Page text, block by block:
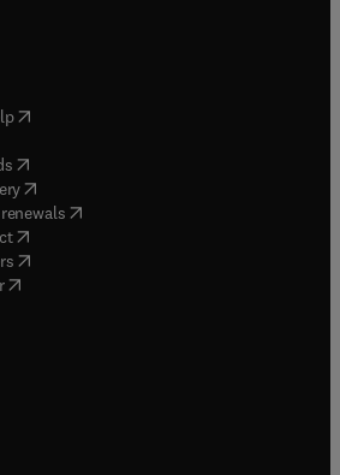
( opens in new tab/window
in new tab/window
( opens in new tab/window
(opens in new tab/window
( opens in new tab/window
( opens in new tab/window
( opens in new tab/window
in new tab/window
in new tab/window
new tab/window